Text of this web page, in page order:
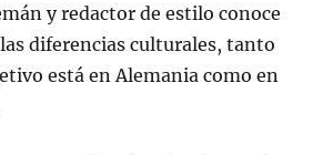
y redactor de estilo conoce
diferencias culturales, tanto
está en Alemania como en